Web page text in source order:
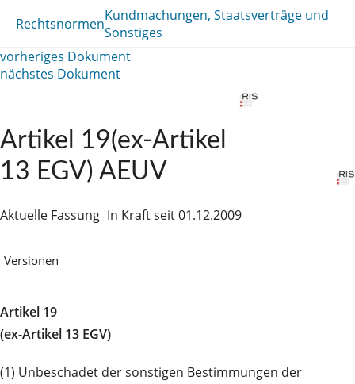
RechtsnormenKundmachungen, Staatsverträge und
Sonstiges
vorheriges Dokument
nächstes Dokument
Artikel 19(ex-Artikel
13 EGV) AEUV
Aktuelle Fassung In Kraft seit 01.12.2009
Versionen
Artikel 19
(ex-Artikel 13 EGV)
(1) Unbeschadet der sonstigen Bestimmungen der